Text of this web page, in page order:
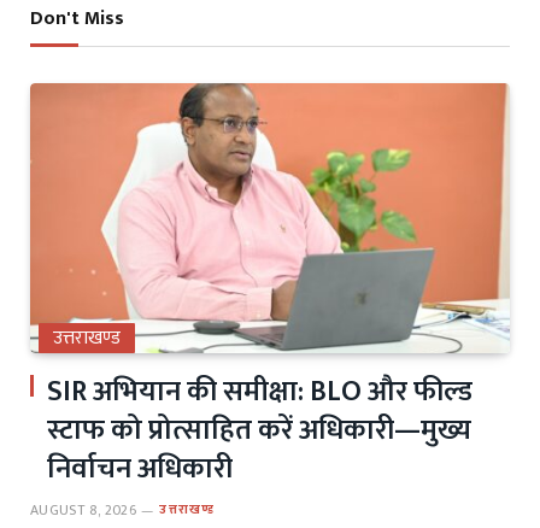
Don't Miss
उत्तराखण्ड
SIR अभियान की समीक्षा: BLO और फील्ड
स्टाफ को प्रोत्साहित करें अधिकारी—मुख्य
निर्वाचन अधिकारी
AUGUST 8, 2026 उत्तराखण्ड